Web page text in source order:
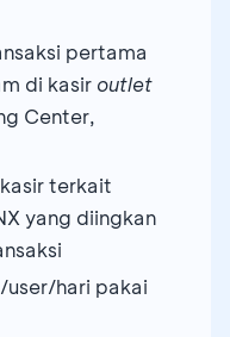
pertama
di kasir outlet
Center,
terkait
yang diingkan
user/hari pakai